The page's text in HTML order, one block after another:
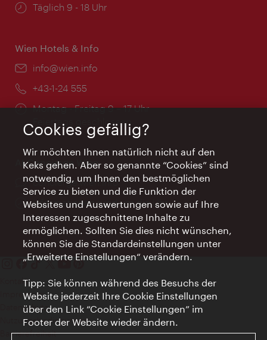
Öffnungszeiten:
Täglich 9 - 18 Uhr
Wien Hotels & Info
Email:
info@wien.info
Telefon:
+43-1-24 555
Öffnungszeiten:
Montag - Freitag 9 – 17 Uhr
Feiertags geschlossen
AI Concierge Wien
Ort:
concierge.wien.info
Öffnungszeiten:
Informationen rund um die Uhr
Kontakt
Impressum
Datenschutz
Nutzungsbedingungen
Barrierefreiheit
Cookies gefällig?
Wir möchten Ihnen natürlich nicht auf den
Keks gehen. Aber so genannte “Cookies” sind
notwendig, um Ihnen den bestmöglichen
Service zu bieten und die Funktion der
Websites und Auswertungen sowie auf Ihre
Interessen zugeschnittene Inhalte zu
ermöglichen. Sollten Sie dies nicht wünschen,
können Sie die Standardeinstellungen unter
„Erweiterte Einstellungen“ verändern.
Tipp: Sie können während des Besuchs der
Website jederzeit Ihre Cookie Einstellungen
über den Link “Cookie Einstellungen” im
Footer der Website wieder ändern.